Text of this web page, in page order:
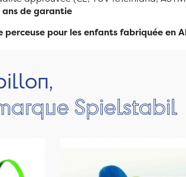
ans de garantie
perceuse pour les enfants fabriquée en
Spielstabil